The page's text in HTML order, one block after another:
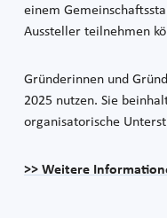
einem
Aussteller teilnehmen
Gründerinnen und
2025 nutzen. Sie
organisatorische
>> Weitere